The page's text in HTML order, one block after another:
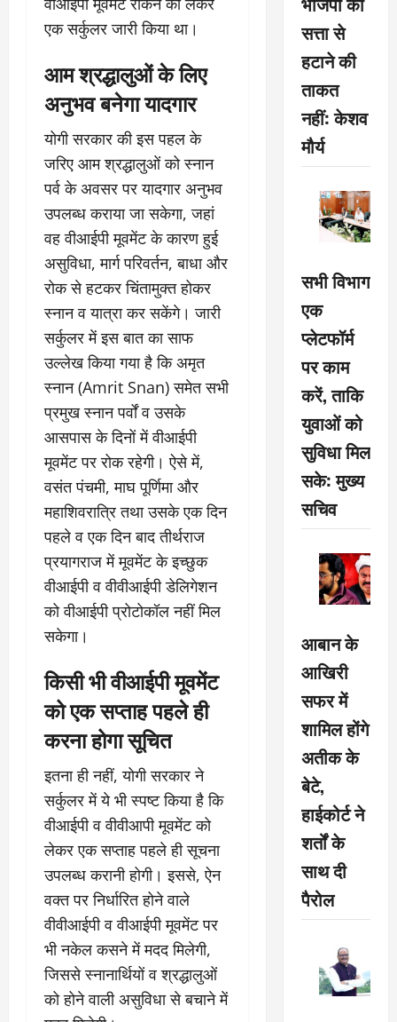
एक सर्कुलर जारी किया था।
आम श्रद्धालुओं के लिए
अनुभव बनेगा यादगार
योगी सरकार की इस पहल के
जरिए आम श्रद्धालुओं को स्नान
पर्व के अवसर पर यादगार अनुभव
उपलब्ध कराया जा सकेगा, जहां
वह वीआईपी मूवमेंट के कारण हुई
असुविधा, मार्ग परिवर्तन, बाधा और
रोक से हटकर चिंतामुक्त होकर
स्नान व यात्रा कर सकेंगे। जारी
सर्कुलर में इस बात का साफ
उल्लेख किया गया है कि अमृत
स्नान (Amrit Snan) समेत सभी
प्रमुख स्नान पर्वों व उसके
आसपास के दिनों में वीआईपी
मूवमेंट पर रोक रहेगी। ऐसे में,
वसंत पंचमी, माघ पूर्णिमा और
महाशिवरात्रि तथा उसके एक दिन
पहले व एक दिन बाद तीर्थराज
प्रयागराज में मूवमेंट के इच्छुक
वीआईपी व वीवीआईपी डेलिगेशन
को वीआईपी प्रोटोकॉल नहीं मिल
सकेगा।
किसी भी वीआईपी मूवमेंट
को एक सप्ताह पहले ही
करना होगा सूचित
इतना ही नहीं, योगी सरकार ने
सर्कुलर में ये भी स्पष्ट किया है कि
वीआईपी व वीवीआपी मूवमेंट को
लेकर एक सप्ताह पहले ही सूचना
उपलब्ध करानी होगी। इससे, ऐन
वक्त पर निर्धारित होने वाले
वीवीआईपी व वीआईपी मूवमेंट पर
भी नकेल कसने में मदद मिलेगी,
जिससे स्नानार्थियों व श्रद्धालुओं
को होने वाली असुविधा से बचाने में
सत्ता से
हटाने की
ताकत
नहीं: केशव
मौर्य
सभी विभाग
एक
प्लेटफॉर्म
पर काम
करें, ताकि
युवाओं को
सुविधा मिल
सके: मुख्य
सचिव
आबान के
आखिरी
सफर में
शामिल होंगे
अतीक के
बेटे,
हाईकोर्ट ने
शर्तों के
साथ दी
पैरोल